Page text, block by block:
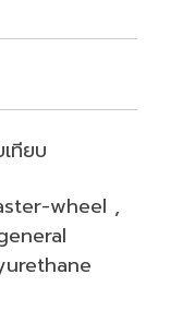
ทียบ
wheel ,